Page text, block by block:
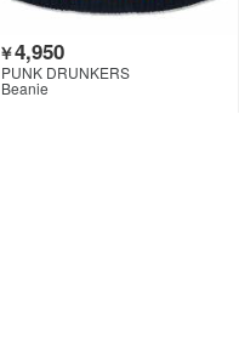
￥4,950
PUNK DRUNKERS
Beanie